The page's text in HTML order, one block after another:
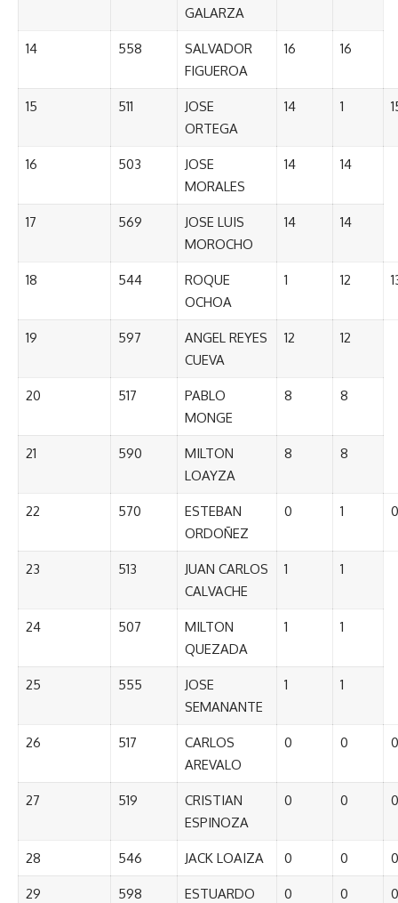
GALARZA
14 558
SALVADOR
FIGUEROA
16 16
15 511
JOSE
ORTEGA
14 1
16 503
JOSE
MORALES
14 14
17 569
JOSE LUIS
MOROCHO
14 14
18 544
ROQUE
OCHOA
1 12
19 597
ANGEL REYES
CUEVA
12 12
20 517
PABLO
MONGE
8 8
21 590
MILTON
LOAYZA
8 8
22 570
ESTEBAN
ORDOÑEZ
0 1 0
23 513
JUAN CARLOS
CALVACHE
1 1
24 507
MILTON
QUEZADA
1 1
25 555
JOSE
SEMANANTE
1 1
26 517
CARLOS
AREVALO
0 0 0
27 519
CRISTIAN
ESPINOZA
0 0 0
28 546 JACK LOAIZA 0 0 0
29 598
ESTUARDO
0 0 0